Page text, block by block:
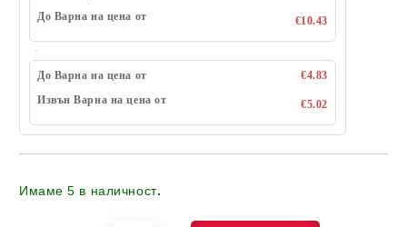
До Варна на цена от
€10.43
До Варна на цена от
€4.83
Извън Варна на цена от
€5.02
Имаме5 в наличност.